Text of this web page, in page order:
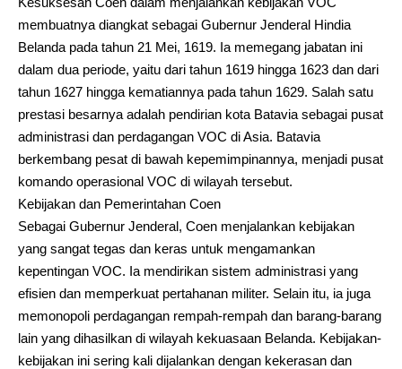
membuatnya diangkat sebagai Gubernur Jenderal Hindia
Belanda pada tahun 21 Mei, 1619. Ia memegang jabatan ini
dalam dua periode, yaitu dari tahun 1619 hingga 1623 dan dari
tahun 1627 hingga kematiannya pada tahun 1629. Salah satu
prestasi besarnya adalah pendirian kota Batavia sebagai pusat
administrasi dan perdagangan VOC di Asia. Batavia
berkembang pesat di bawah kepemimpinannya, menjadi pusat
komando operasional VOC di wilayah tersebut.
Kebijakan dan Pemerintahan Coen
Sebagai Gubernur Jenderal, Coen menjalankan kebijakan
yang sangat tegas dan keras untuk mengamankan
kepentingan VOC. Ia mendirikan sistem administrasi yang
efisien dan memperkuat pertahanan militer. Selain itu, ia juga
memonopoli perdagangan rempah-rempah dan barang-barang
lain yang dihasilkan di wilayah kekuasaan Belanda. Kebijakan-
kebijakan ini sering kali dijalankan dengan kekerasan dan